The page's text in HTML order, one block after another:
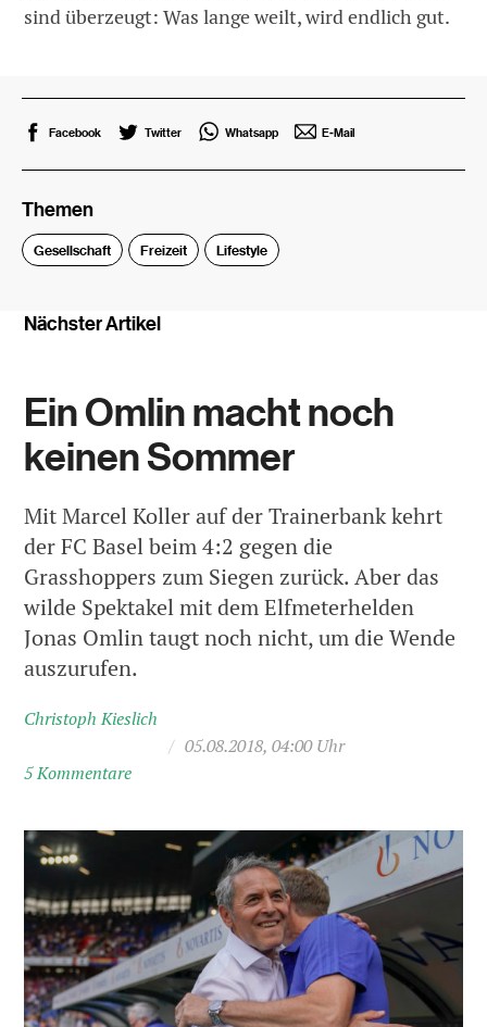
sind überzeugt: Was lange weilt, wird endlich gut.
Facebook Twitter Whatsapp E-Mail
Themen
Gesellschaft Freizeit Lifestyle
Nächster Artikel
Ein Omlin macht noch
keinen Sommer
Mit Marcel Koller auf der Trainerbank kehrt
der FC Basel beim 4:2 gegen die
Grasshoppers zum Siegen zurück. Aber das
wilde Spektakel mit dem Elfmeterhelden
Jonas Omlin taugt noch nicht, um die Wende
auszurufen.
Christoph Kieslich
/ 05.08.2018, 04:00 Uhr
5 Kommentare